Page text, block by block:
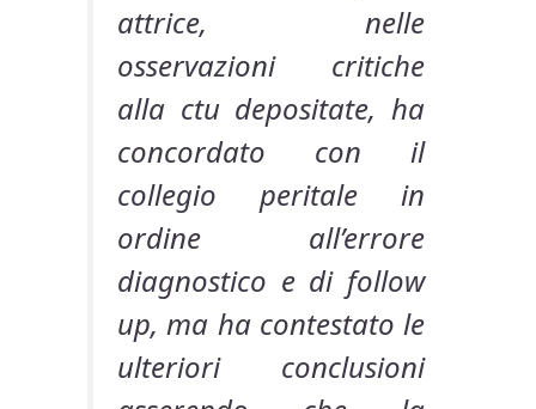
attrice, nelle
osservazioni critiche
alla ctu depositate, ha
concordato con il
collegio peritale in
ordine all’errore
diagnostico e di follow
up, ma ha contestato le
ulteriori conclusioni